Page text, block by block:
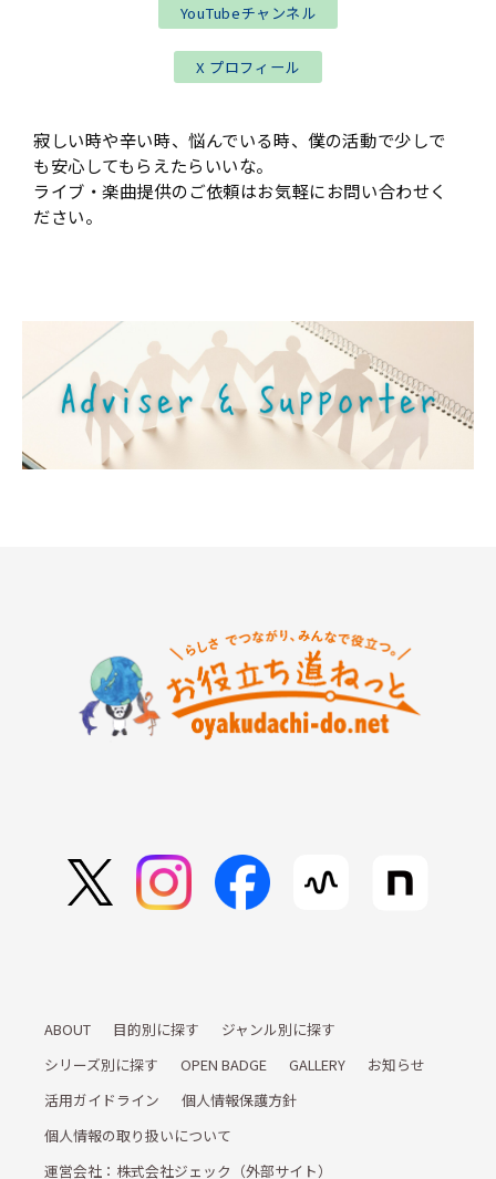
YouTubeチャンネル
X プロフィール
寂しい時や辛い時、悩んでいる時、僕の活動で少しで
も安心してもらえたらいいな。
ライブ・楽曲提供のご依頼はお気軽にお問い合わせく
ださい。
ABOUT 目的別に探す
ジャンル別に探す
シリーズ別に探す
OPEN BADGE GALLERY
お知らせ
活用ガイドライン
個人情報保護方針
個人情報の取り扱いについて
運営会社：株式会社ジェック（外部サイト）